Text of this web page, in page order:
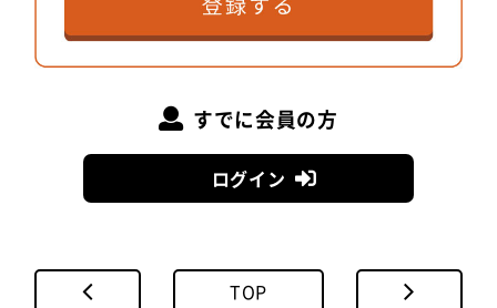
すでに会員の方
ログイン
TOP